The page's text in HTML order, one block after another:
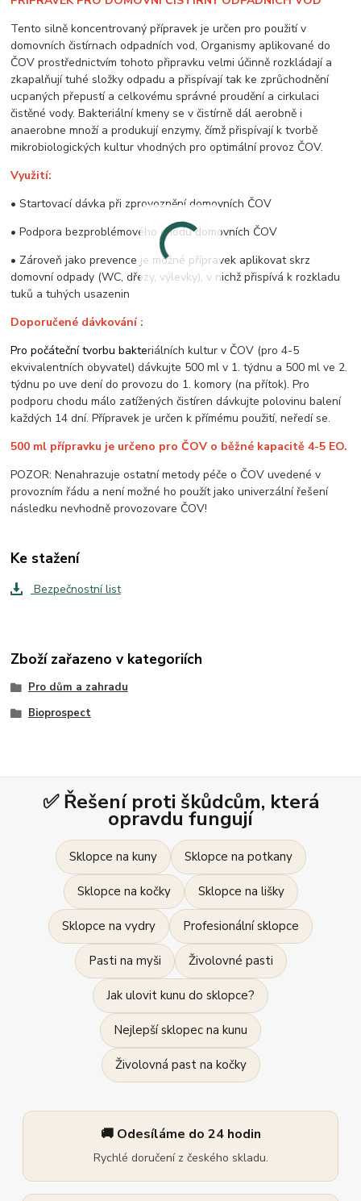
Tento silně koncentrovaný přípravek je určen pro použití v
domovních čistírnach odpadních vod, Organismy aplikované do
ČOV prostřednictvím tohoto připravku velmi účinně rozkládají a
zkapalňují tuhé složky odpadu a přispívají tak ke zprůchodnění
ucpaných přepustí a celkovému správné proudění a cirkulaci
čistěné vody. Bakteriální kmeny se v čistírně dál aerobně i
anaerobne množí a produkují enzymy, čímž přispívají k tvorbě
mikrobiologických kultur vhodných pro optimální provoz ČOV.
Využití:
• Startovací dávka při zprovoznění domovních ČOV
• Podpora bezproblémového chodu domovních ČOV
• Zároveň jako prevence je možné přípravek aplikovat skrz
domovní odpady (WC, dřezy, výlevky), v nichž přispívá k rozkladu
tuků a tuhých usazenin
Doporučené dávkování :
Pro počáteční tvorbu bakteriálních kultur v ČOV (pro 4-5
ekvivalentních obyvatel) dávkujte 500 ml v 1. týdnu a 500 ml ve 2.
týdnu po uve dení do provozu do 1. komory (na přítok). Pro
podporu chodu málo zatížených čistíren dávkujte polovinu balení
každých 14 dní. Přípravek je určen k přímému použití, neředí se.
500 ml přípravku je určeno pro ČOV o běžné kapacitě 4-5 EO.
POZOR: Nenahrazuje ostatní metody péče o ČOV uvedené v
provozním řádu a není možné ho použít jako univerzální řešení
následku nevhodně provozovare ČOV!
Ke stažení
Bezpečnostní list
Zboží zařazeno v kategoriích
Pro dům a zahradu
Bioprospect
✅ Řešení proti škůdcům, která
opravdu fungují
Sklopce na kuny Sklopce na potkany
Sklopce na kočky Sklopce na lišky
Sklopce na vydry Profesionální sklopce
Pasti na myši Živolovné pasti
Jak ulovit kunu do sklopce?
Nejlepší sklopec na kunu
Živolovná past na kočky
🚚 Odesíláme do 24 hodin
Rychlé doručení z českého skladu.